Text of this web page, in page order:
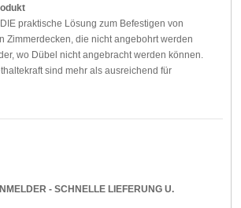
praktische Lösung zum Befestigen von
Zimmerdecken, die nicht angebohrt werden
wo Dübel nicht angebracht werden können.
sind mehr als ausreichend für
- SCHNELLE LIEFERUNG U.